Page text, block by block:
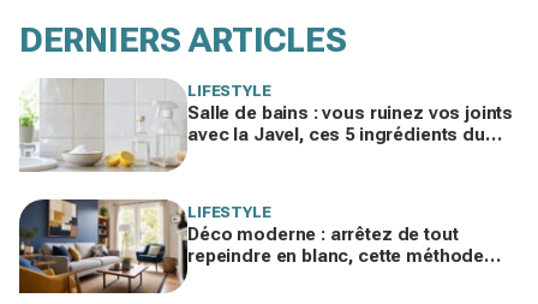
DERNIERS ARTICLES
LIFESTYLE
Salle de bains : vous ruinez vos joints
avec la Javel, ces 5 ingrédients du
LIFESTYLE
Déco moderne : arrêtez de tout
repeindre en blanc, cette méthode